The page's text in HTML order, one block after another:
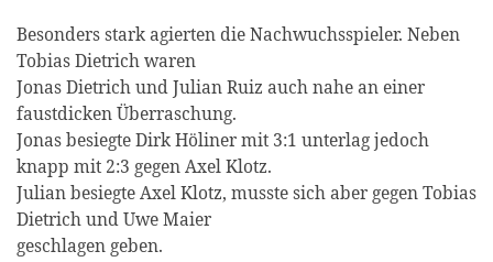
Besonders stark agierten die Nachwuchsspieler. Neben
Tobias Dietrich waren
Jonas Dietrich und Julian Ruiz auch nahe an einer
faustdicken Überraschung.
Jonas besiegte Dirk Höliner mit 3:1 unterlag jedoch
knapp mit 2:3 gegen Axel Klotz.
Julian besiegte Axel Klotz, musste sich aber gegen Tobias
Dietrich und Uwe Maier
geschlagen geben.